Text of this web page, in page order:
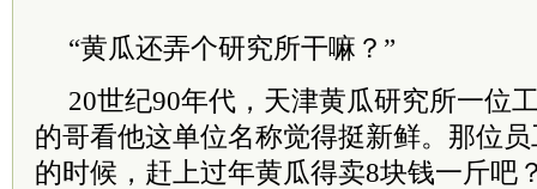
“黄瓜还弄个研究所干嘛？”
20世纪90年代，天津黄瓜研究所一位
的哥看他这单位名称觉得挺新鲜。那位
的时候，赶上过年黄瓜得卖8块钱一斤吧